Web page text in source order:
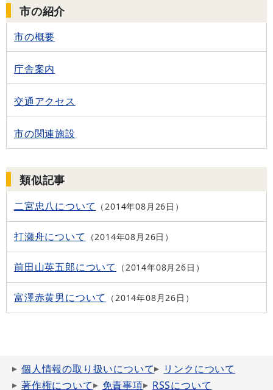
市の紹介
市の概要
庁舎案内
交通アクセス
市の関連施設
類似記事
二宮忠八について 2014年08月26日
打瀬舟について 2014年08月26日
前田山英五郎について 2014年08月26日
富澤赤黄男について 2014年08月26日
個人情報の取り扱いについて
リンクについて
著作権について
免責事項 RSSについて